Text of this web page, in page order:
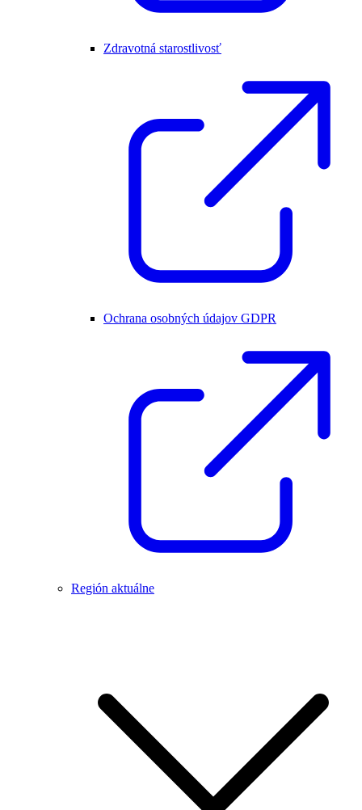
Zdravotná starostlivosť
Ochrana osobných údajov GDPR
Región aktuálne